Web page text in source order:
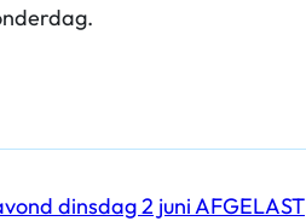
dinsdag 2 juni AFGELAST